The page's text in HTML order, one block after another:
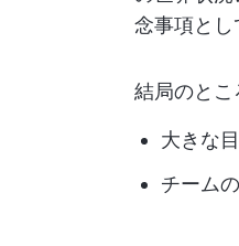
念事項とし
結局のとこ
大きな
チーム